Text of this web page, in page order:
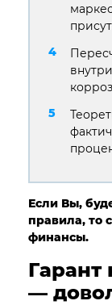
Если Вы,
правила, то
финансы.
—